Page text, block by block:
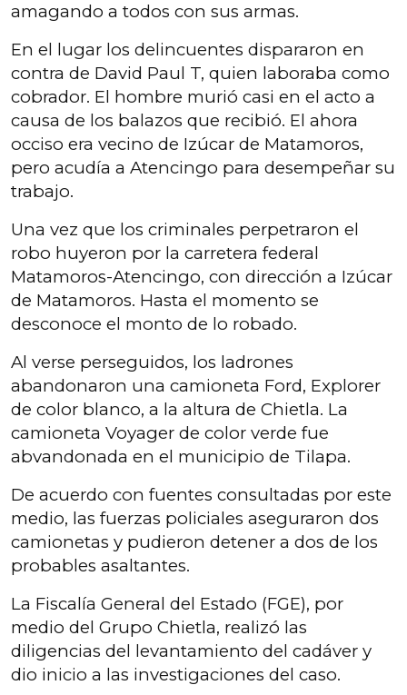
amagando a todos con sus armas.
En el lugar los delincuentes dispararon en
contra de David Paul T, quien laboraba como
cobrador. El hombre murió casi en el acto a
causa de los balazos que recibió. El ahora
occiso era vecino de Izúcar de Matamoros,
pero acudía a Atencingo para desempeñar su
trabajo.
Una vez que los criminales perpetraron el
robo huyeron por la carretera federal
Matamoros-Atencingo, con dirección a Izúcar
de Matamoros. Hasta el momento se
desconoce el monto de lo robado.
Al verse perseguidos, los ladrones
abandonaron una camioneta Ford, Explorer
de color blanco, a la altura de Chietla. La
camioneta Voyager de color verde fue
abvandonada en el municipio de Tilapa.
De acuerdo con fuentes consultadas por este
medio, las fuerzas policiales aseguraron dos
camionetas y pudieron detener a dos de los
probables asaltantes.
La Fiscalía General del Estado (FGE), por
medio del Grupo Chietla, realizó las
diligencias del levantamiento del cadáver y
dio inicio a las investigaciones del caso.